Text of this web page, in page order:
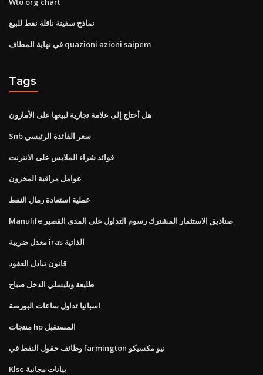
نماذج سفينة ناقلة نفط للبيع
في نهاية المطاف quazioni azioni saipem
Tags
هل أحتاج إلى علامة تجارية لبيعها على الأمازون
Snb سعر الفائدة الرئيسي
فوائد شراء الملابس على الانترنت
عوامل مراقبة المخزون
عملية استعادة رمال النفط
Manulife صناديق الاستثمار المشترك رسوم التداول على المدى القصير
معدل ضريبة iras الذاتية
قانون تبادل العقود
طليعة ويليسلي الدخل صباح
اسبانيا تداول ساعات البورصة
منتجات hp المستقبل
وظائف حقول النفط في farmington نيو مكسيكو
Klse بيانات مجانية